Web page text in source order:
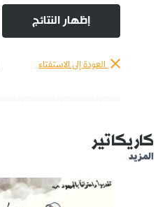
إظهار النتائج
العودة إلى الاستفتاء
كاريكاتير
المزيد